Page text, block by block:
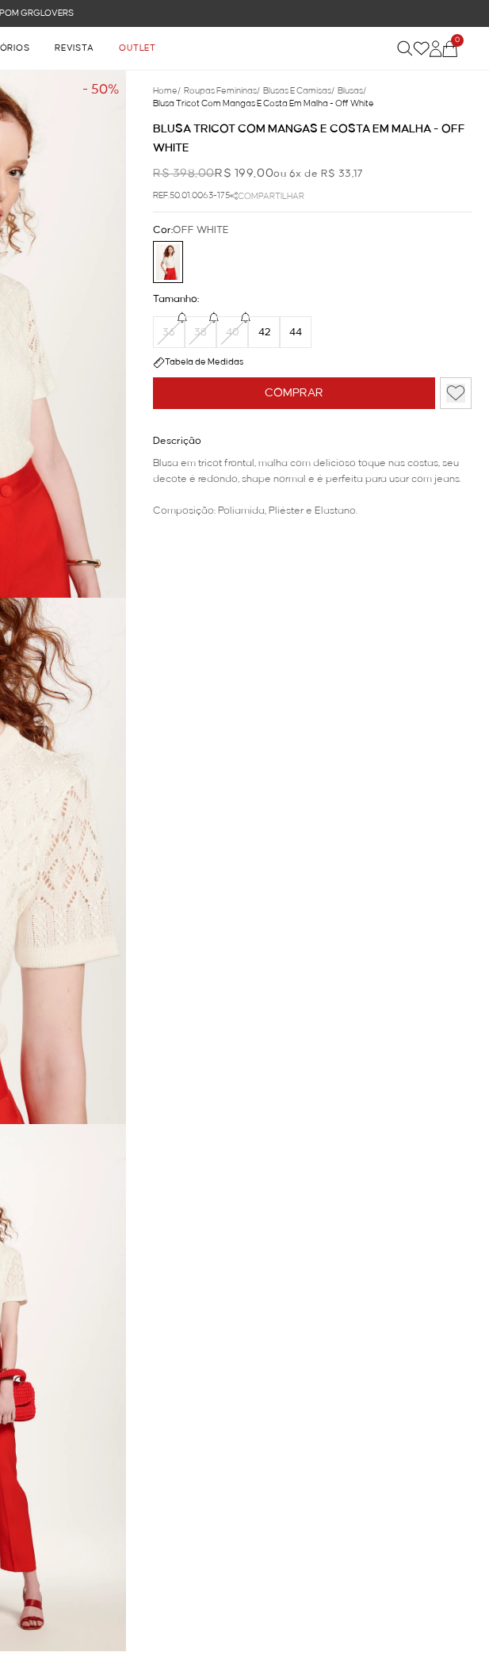
DE R$ 899
REVISTA OUTLET
0
- 50% Home/ Roupas Femininas/ Blusas E Camisas/ Blusas/
Blusa Tricot Com Mangas E Costa Em Malha - Off White
BLUSA TRICOT COM MANGAS E COSTA EM MALHA - OFF
WHITE
R$ 398,00R$ 199,00ou 6x de R$ 33,17
REF.50.01.0063-175 COMPARTILHAR
COMPRAR
Cor:OFF WHITE
Tamanho:
36 38 40 42 44
Tabela de Medidas
Descrição
Blusa em tricot frontal, malha com delicioso toque nas costas, seu
decote é redondo, shape normal e é perfeita para usar com jeans.
Composição: Poliamida, Pliéster e Elastano.